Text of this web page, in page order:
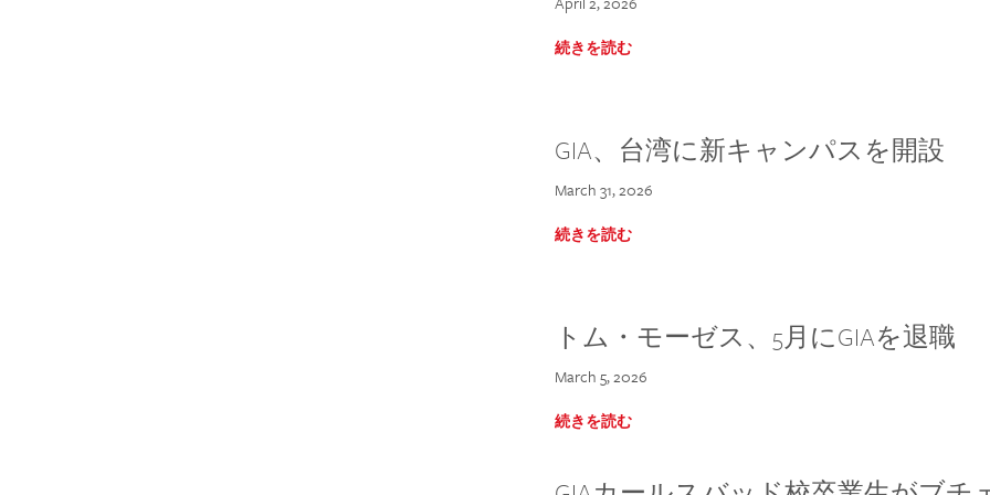
続きを読む
GIA、台湾に新キャンパスを開設
March 31, 2026
続きを読む
トム・モーゼス、5月にGIAを退職
March 5, 2026
続きを読む